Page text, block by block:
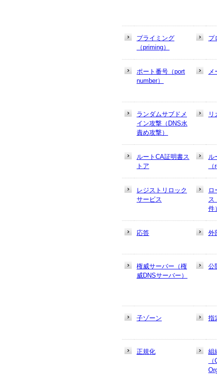
プライミング
（priming）
プ
ポート番号（port
number）
メ
ランダムサブドメ
イン攻撃（DNS水
責め攻撃）
リ
ルートCA証明書ス
トア
ル
レジストリロック
サービス
ロ
ス
件
応答 外
権威サーバー（権
威DNSサーバー）
公
子ゾーン 指
正規化
組